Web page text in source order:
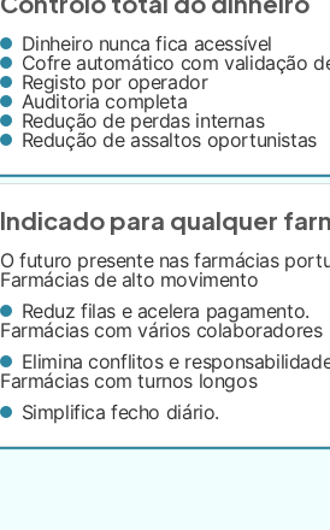
Dinheiro nunca fica acessível
Cofre automático com validação
Registo por operador
Auditoria completa
Redução de perdas internas
Redução de assaltos oportunistas
Indicado para qualquer
O futuro presente nas farmácias
Farmácias de alto movimento
Reduz filas e acelera pagamento.
Farmácias com vários colaboradores
Elimina conflitos e
Farmácias com turnos longos
Simplifica fecho diário.